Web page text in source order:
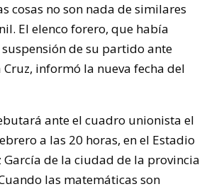
cosas no son nada de similares
El elenco forero, que había
de su partido ante
Cruz, informó la nueva fecha del
ante el cuadro unionista el
a las 20 horas, en el Estadio
García de la ciudad de la provincia
las matemáticas son